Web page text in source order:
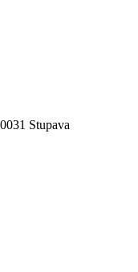
Stupava